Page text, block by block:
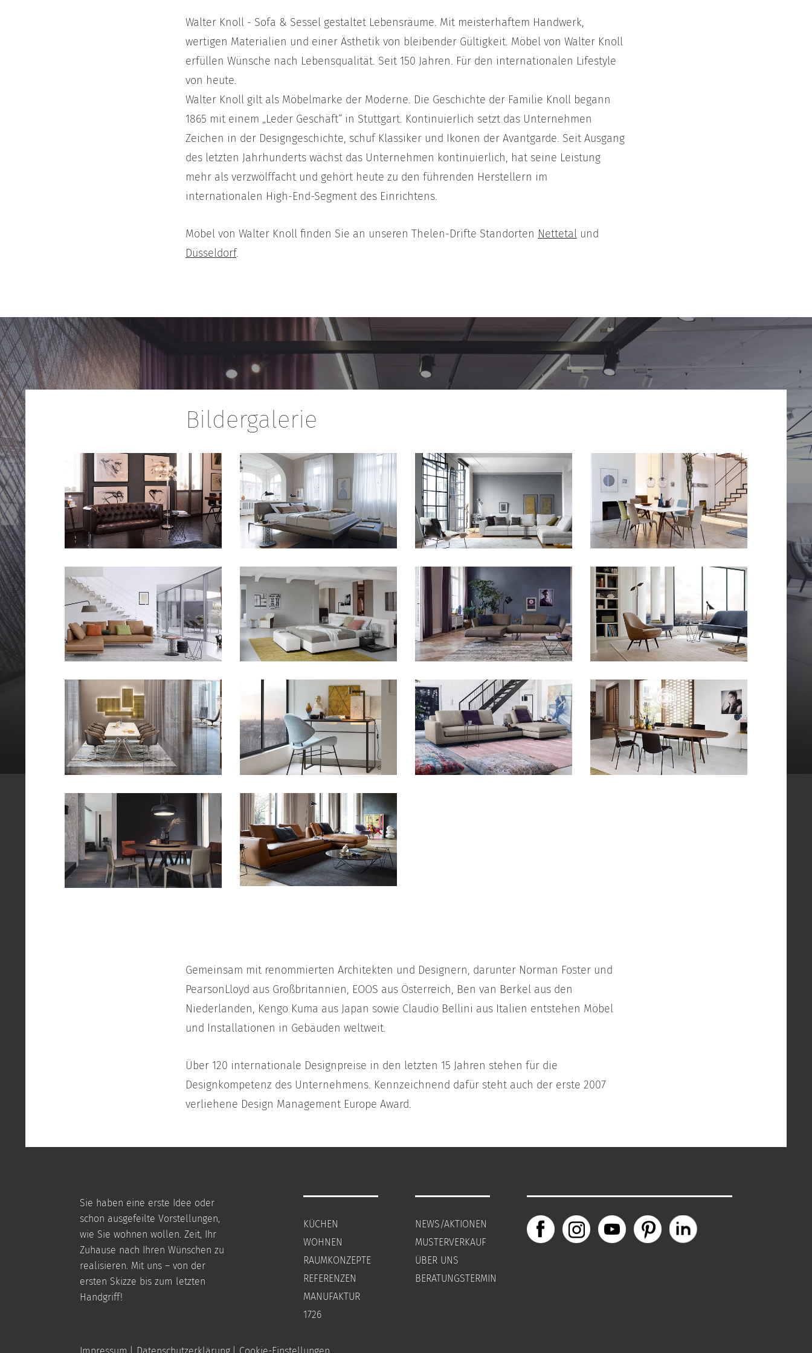
Walter Knoll - Sofa & Sessel gestaltet Lebensräume. Mit meisterhaftem Handwerk,
wertigen Materialien und einer Ästhetik von bleibender Gültigkeit. Möbel von Walter Knoll
erfüllen Wünsche nach Lebensqualität. Seit 150 Jahren. Für den internationalen Lifestyle
von heute.
Walter Knoll gilt als Möbelmarke der Moderne. Die Geschichte der Familie Knoll begann
1865 mit einem „Leder Geschäft“ in Stuttgart. Kontinuierlich setzt das Unternehmen
Zeichen in der Designgeschichte, schuf Klassiker und Ikonen der Avantgarde. Seit Ausgang
des letzten Jahrhunderts wächst das Unternehmen kontinuierlich, hat seine Leistung
mehr als verzwölffacht und gehört heute zu den führenden Herstellern im
internationalen High-End-Segment des Einrichtens.
Möbel von Walter Knoll finden Sie an unseren Thelen-Drifte Standorten Nettetal und
Düsseldorf.
Bildergalerie
Gemeinsam mit renommierten Architekten und Designern, darunter Norman Foster und
PearsonLloyd aus Großbritannien, EOOS aus Österreich, Ben van Berkel aus den
Niederlanden, Kengo Kuma aus Japan sowie Claudio Bellini aus Italien entstehen Möbel
und Installationen in Gebäuden weltweit.
Über 120 internationale Designpreise in den letzten 15 Jahren stehen für die
Designkompetenz des Unternehmens. Kennzeichnend dafür steht auch der erste 2007
verliehene Design Management Europe Award.
Sie haben eine erste Idee oder
schon ausgefeilte Vorstellungen,
wie Sie wohnen wollen. Zeit, Ihr
Zuhause nach Ihren Wünschen zu
realisieren. Mit uns – von der
ersten Skizze bis zum letzten
Handgriff!
KÜCHEN
WOHNEN
RAUMKONZEPTE
REFERENZEN
MANUFAKTUR
1726
NEWS/AKTIONEN
MUSTERVERKAUF
ÜBER UNS
BERATUNGSTERMIN